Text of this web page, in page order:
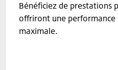
Bénéficiez de prestations
offriront une performance
maximale.